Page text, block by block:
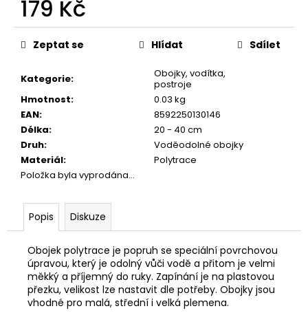
179 Kč
Měrná
cena:
Kategorie:
Obojky, vodítka,
postroje
Hmotnost:
0.03 kg
EAN:
8592250130146
Délka:
20 - 40 cm
Druh:
Voděodolné obojky
Materiál:
Polytrace
Položka byla vyprodána…
Zeptat se Hlídat Sdílet
Popis Diskuze
Obojek polytrace je popruh se speciální povrchovou
úpravou, který je odolný vůči vodě a přitom je velmi
měkký a příjemný do ruky. Zapínání je na plastovou
přezku, velikost lze nastavit dle potřeby. Obojky jsou
vhodné pro malá, střední i velká plemena.
o
č
u
e
m
e
MEAT
BITES
MINI
70G
79
Kč